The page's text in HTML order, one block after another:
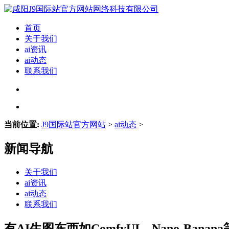
首页
关于我们
ai资讯
ai动态
联系我们
当前位置: J9国际站官方网站 > ai动态 >
新闻导航
关于我们
ai资讯
ai动态
联系我们